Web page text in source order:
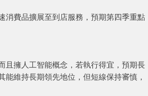
消費品擴展至到店服務，預期第四季重點
且擁人工智能概念，若執行得宜，預期長
維持長期領先地位，但短線保持審慎，